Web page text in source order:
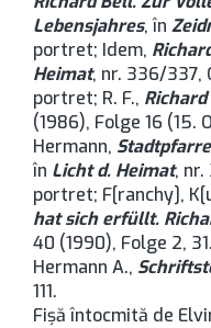
Lebensjahres, în
portret; Idem,
Heimat, nr. 336/337,
portret; R. F.,
(1986), Folge 16 (15.
Hermann,
în Licht d. Heimat, nr.
portret; F[ranchy],
hat sich erfüllt.
40 (1990), Folge 2,
Hermann A.,
111.
Fişă întocmită de